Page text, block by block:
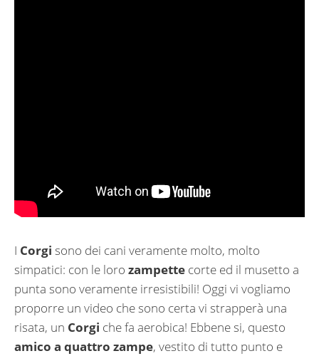
I Corgi sono dei cani veramente molto, molto
simpatici: con le loro zampette corte ed il musetto a
punta sono veramente irresistibili! Oggi vi vogliamo
proporre un video che sono certa vi strapperà una
risata, un Corgi che fa aerobica! Ebbene si, questo
amico a quattro zampe, vestito di tutto punto e